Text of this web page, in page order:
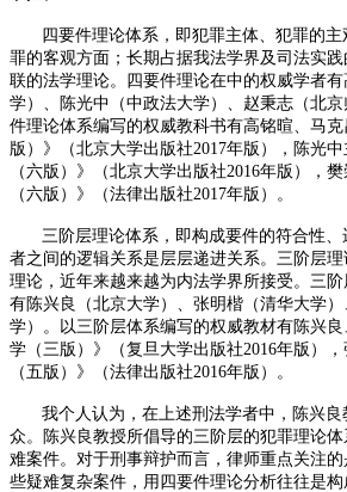
四要件理论体系，即犯罪主体、犯罪的
罪的客观方面；长期占据我法学界及司法实
联的法学理论。四要件理论在中的权威学者
学）、陈光中（中政法大学）、赵秉志（北
件理论体系编写的权威教科书有高铭暄、马
版）》（北京大学出版社2017年版），陈光
（六版）》（北京大学出版社2016年版），
（六版）》（法律出版社2017年版）。
三阶层理论体系，即构成要件的符合性
者之间的逻辑关系是层层递进关系。三阶层
理论，近年来越来越为内法学界所接受。三
有陈兴良（北京大学）、张明楷（清华大学
学）。以三阶层体系编写的权威教材有陈兴
学（三版）》（复旦大学出版社2016年版）
（五版）》（法律出版社2016年版）。
我个人认为，在上述刑法学者中，陈兴
众。陈兴良教授所倡导的三阶层的犯罪理论
难案件。对于刑事辩护而言，律师重点关注
些疑难复杂案件，用四要件理论分析往往是